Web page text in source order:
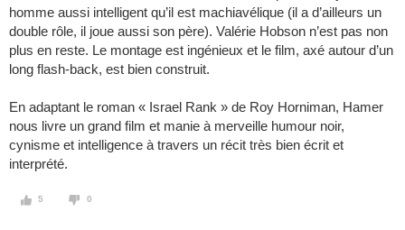
homme aussi intelligent qu’il est machiavélique (il a d’ailleurs un
double rôle, il joue aussi son père). Valérie Hobson n’est pas non
plus en reste. Le montage est ingénieux et le film, axé autour d’un
long flash-back, est bien construit.
En adaptant le roman « Israel Rank » de Roy Horniman, Hamer
nous livre un grand film et manie à merveille humour noir,
cynisme et intelligence à travers un récit très bien écrit et
interprété.
5 0